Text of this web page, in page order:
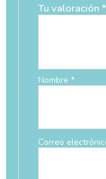
Tu valoración *
Nombre *
Correo